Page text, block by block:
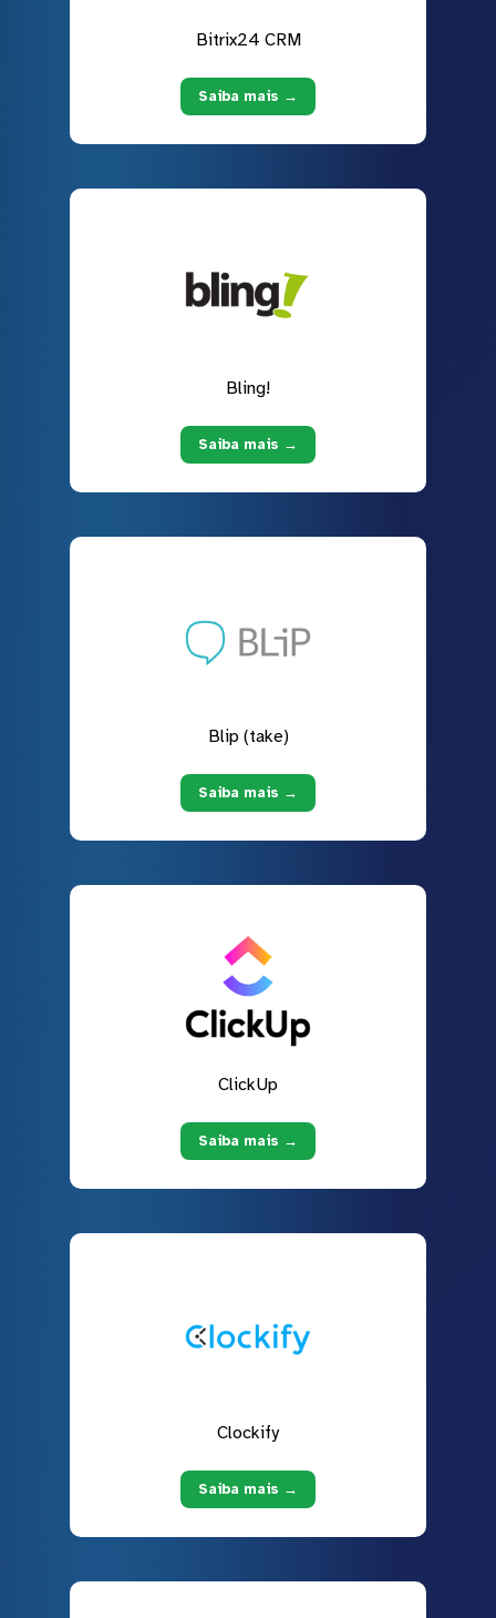
Bitrix24 CRM
Saiba mais →
Bling!
Saiba mais →
Blip (take)
Saiba mais →
ClickUp
Saiba mais →
Clockify
Saiba mais →